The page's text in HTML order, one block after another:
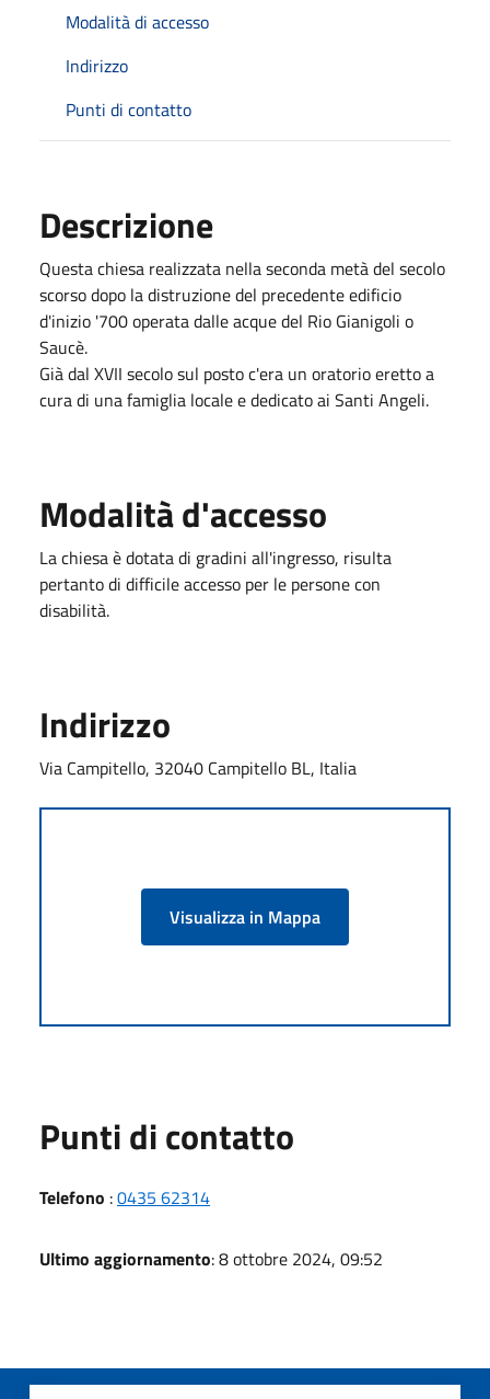
Modalità di accesso
Indirizzo
Punti di contatto
Descrizione
Questa chiesa realizzata nella seconda metà del secolo
scorso dopo la distruzione del precedente edificio
d'inizio '700 operata dalle acque del Rio Gianigoli o
Saucè.
Già dal XVII secolo sul posto c'era un oratorio eretto a
cura di una famiglia locale e dedicato ai Santi Angeli.
Modalità d'accesso
La chiesa è dotata di gradini all'ingresso, risulta
pertanto di difficile accesso per le persone con
disabilità.
Indirizzo
Via Campitello, 32040 Campitello BL, Italia
Visualizza in Mappa
Punti di contatto
Telefono :0435 62314
Ultimo aggiornamento: 8 ottobre 2024, 09:52